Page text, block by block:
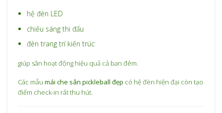
hệ đèn LED
chiếu sáng thi đấu
đèn trang trí kiến trúc
giúp sân hoạt động hiệu quả cả ban đêm.
Các mẫumái che sân pickleball đẹp có hệ đèn hiện đại còn tạo
điểm check-in rất thu hút.